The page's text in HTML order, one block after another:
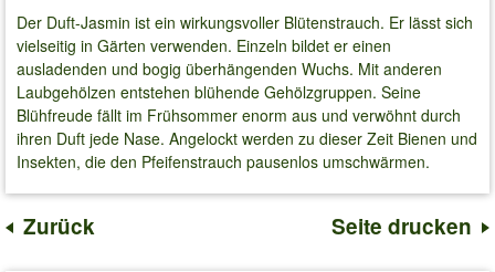
Der Duft-Jasmin ist ein wirkungsvoller Blütenstrauch. Er lässt sich
vielseitig in Gärten verwenden. Einzeln bildet er einen
ausladenden und bogig überhängenden Wuchs. Mit anderen
Laubgehölzen entstehen blühende Gehölzgruppen. Seine
Blühfreude fällt im Frühsommer enorm aus und verwöhnt durch
ihren Duft jede Nase. Angelockt werden zu dieser Zeit Bienen und
Insekten, die den Pfeifenstrauch pausenlos umschwärmen.
Zurück Seite drucken